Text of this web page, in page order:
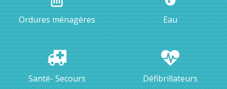
Ordures ménagères Eau
Santé- Secours Défibrillateurs